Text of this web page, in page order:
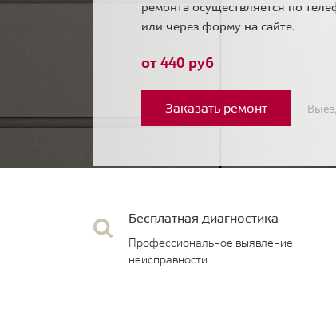
ремонта осуществляется по
или через форму на сайте.
от 440 руб
Заказать ремонт
Бесплатная диагностика
Профессиональное выявление
неисправности